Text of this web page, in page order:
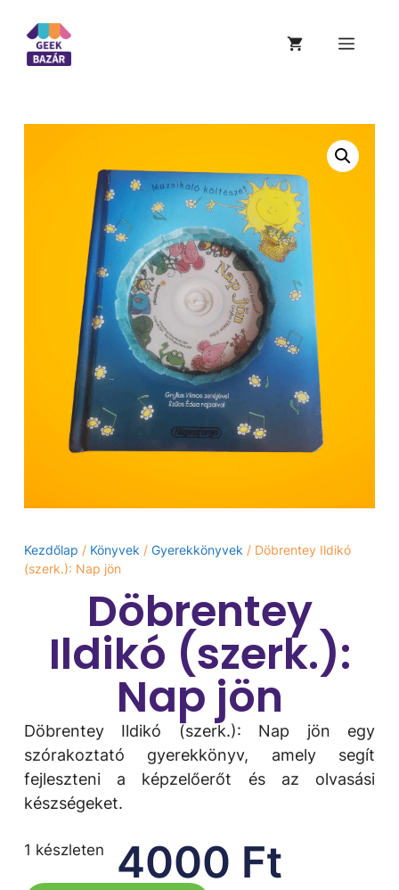
Kezdőlap / Könyvek/ Gyerekkönyvek/ Döbrentey Ildikó
(szerk.): Nap jön
Döbrentey
Ildikó (szerk.):
Nap jön
Döbrentey Ildikó (szerk.): Nap jön egy
szórakoztató gyerekkönyv, amely segít
fejleszteni a képzelőerőt és az olvasási
készségeket.
4000 Ft
1 készleten